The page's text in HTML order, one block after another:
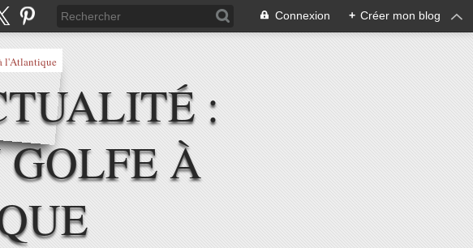
Connexion + Créer mon blog
:
À